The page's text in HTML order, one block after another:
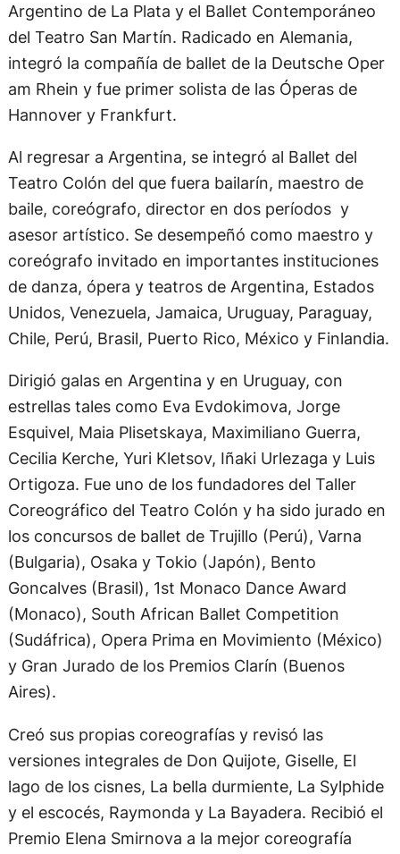
Argentino de La Plata y el Ballet Contemporáneo
del Teatro San Martín. Radicado en Alemania,
integró la compañía de ballet de la Deutsche Oper
am Rhein y fue primer solista de las Óperas de
Hannover y Frankfurt.
Al regresar a Argentina, se integró al Ballet del
Teatro Colón del que fuera bailarín, maestro de
baile, coreógrafo, director en dos períodos y
asesor artístico. Se desempeñó como maestro y
coreógrafo invitado en importantes instituciones
de danza, ópera y teatros de Argentina, Estados
Unidos, Venezuela, Jamaica, Uruguay, Paraguay,
Chile, Perú, Brasil, Puerto Rico, México y Finlandia.
Dirigió galas en Argentina y en Uruguay, con
estrellas tales como Eva Evdokimova, Jorge
Esquivel, Maia Plisetskaya, Maximiliano Guerra,
Cecilia Kerche, Yuri Kletsov, Iñaki Urlezaga y Luis
Ortigoza. Fue uno de los fundadores del Taller
Coreográfico del Teatro Colón y ha sido jurado en
los concursos de ballet de Trujillo (Perú), Varna
(Bulgaria), Osaka y Tokio (Japón), Bento
Goncalves (Brasil), 1st Monaco Dance Award
(Monaco), South African Ballet Competition
(Sudáfrica), Opera Prima en Movimiento (México)
y Gran Jurado de los Premios Clarín (Buenos
Aires).
Creó sus propias coreografías y revisó las
versiones integrales de Don Quijote, Giselle, El
lago de los cisnes, La bella durmiente, La Sylphide
y el escocés, Raymonda y La Bayadera. Recibió el
Premio Elena Smirnova a la mejor coreografía